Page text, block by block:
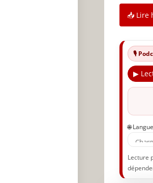
📥 Lire
🎙️
▶
🌐 Langue
Lecture